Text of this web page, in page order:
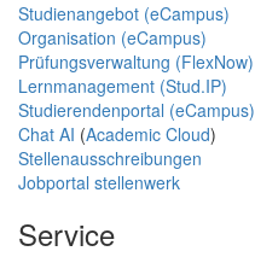
Studienangebot (eCampus)
Organisation (eCampus)
Prüfungsverwaltung (FlexNow)
Lernmanagement (Stud.IP)
Studierendenportal (eCampus)
Chat AI (Academic Cloud)
Stellenausschreibungen
Jobportal stellenwerk
Service